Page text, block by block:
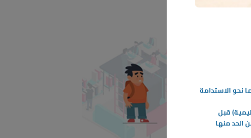
نحو الاستدامة
قبل
الحد منها